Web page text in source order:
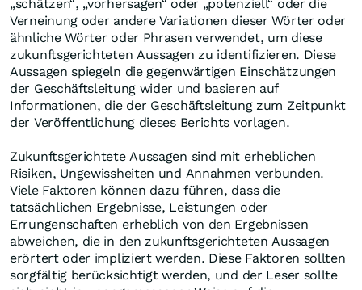
„schätzen“, „vorhersagen“ oder „potenziell“ oder die
Verneinung oder andere Variationen dieser Wörter oder
ähnliche Wörter oder Phrasen verwendet, um diese
zukunftsgerichteten Aussagen zu identifizieren. Diese
Aussagen spiegeln die gegenwärtigen Einschätzungen
der Geschäftsleitung wider und basieren auf
Informationen, die der Geschäftsleitung zum Zeitpunkt
der Veröffentlichung dieses Berichts vorlagen.
Zukunftsgerichtete Aussagen sind mit erheblichen
Risiken, Ungewissheiten und Annahmen verbunden.
Viele Faktoren können dazu führen, dass die
tatsächlichen Ergebnisse, Leistungen oder
Errungenschaften erheblich von den Ergebnissen
abweichen, die in den zukunftsgerichteten Aussagen
erörtert oder impliziert werden. Diese Faktoren sollten
sorgfältig berücksichtigt werden, und der Leser sollte